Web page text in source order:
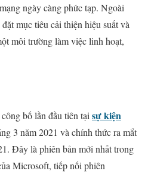
ngày càng phức tạp. Ngoài
mục tiêu cải thiện hiệu suất và
môi trường làm việc linh hoạt,
bố lần đầu tiên tại sự kiện
3 năm 2021 và chính thức ra mắt
Đây là phiên bản mới nhất trong
Microsoft, tiếp nối phiên